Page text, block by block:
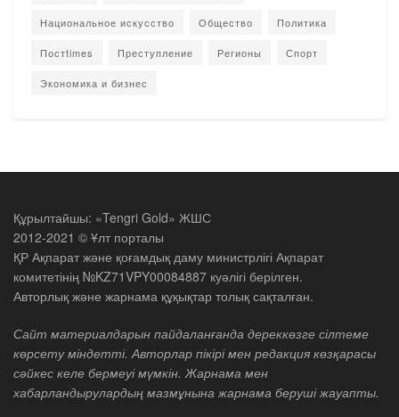
Национальное искусство Общество Политика
Постtimes Преступление Регионы Спорт
Экономика и бизнес
Құрылтайшы: «Tengri Gold» ЖШС
2012-2021 © Ұлт порталы
ҚР Ақпарат және қоғамдық даму министрлігі Ақпарат
комитетінің №KZ71VPY00084887 куәлігі берілген.
Авторлық және жарнама құқықтар толық сақталған.
Сайт материалдарын пайдаланғанда дереккөзге сілтеме
көрсету міндетті. Авторлар пікірі мен редакция көзқарасы
сәйкес келе бермеуі мүмкін. Жарнама мен
хабарландырулардың мазмұнына жарнама беруші жауапты.